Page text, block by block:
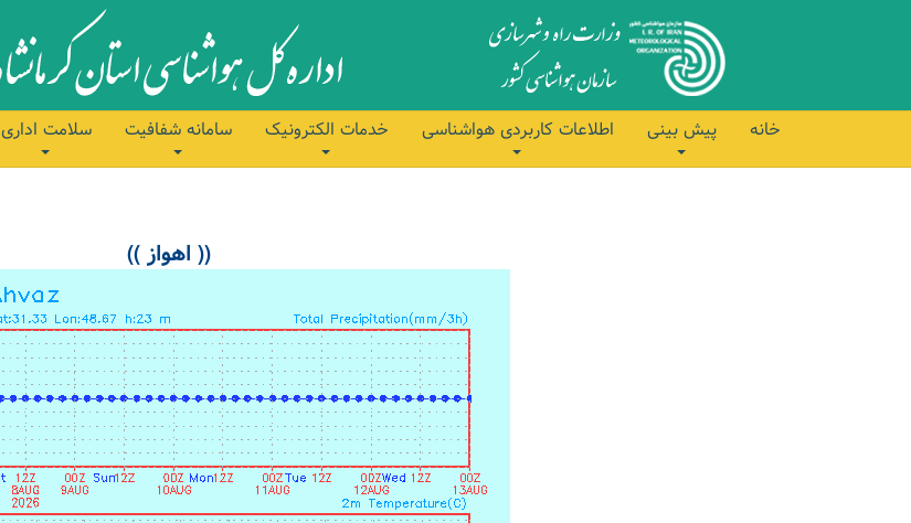
خانه پیش بینی اطلاعات کاربردی هواشناسی خدمات الکترونیک سامانه شفافیت سلامت اداری
(( اهواز ))